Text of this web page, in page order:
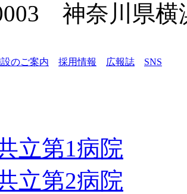
神奈川県横
のご案内 採用情報 広報誌 SNS
立第1病院
立第2病院